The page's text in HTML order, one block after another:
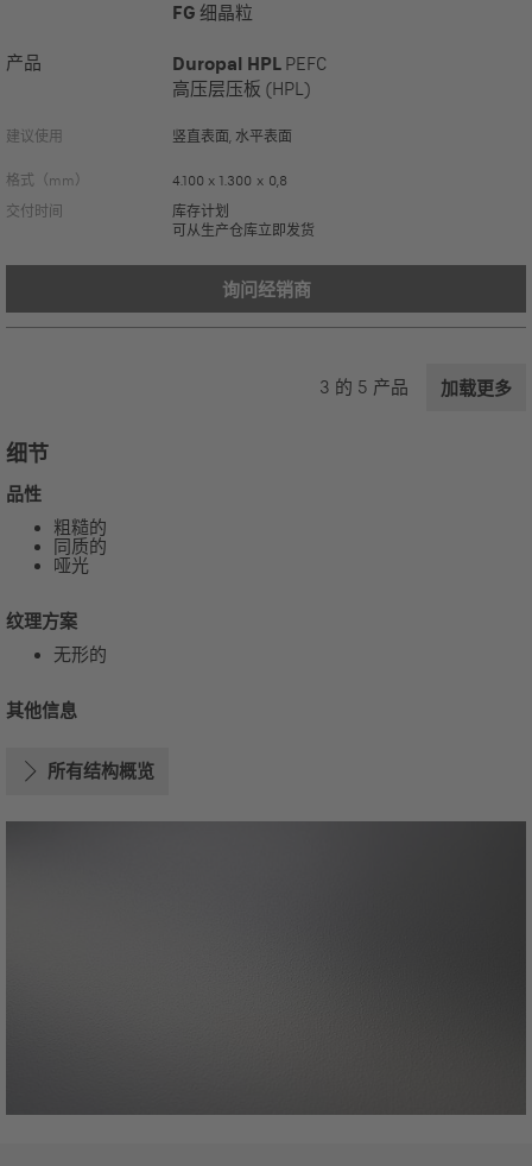
FG 细晶粒
产品 Duropal HPL PEFC
高压层压板 (HPL)
建议使用 竖直表面, 水平表面
格式（mm）
4.100 x 1.300 x 0,8
交付时间
库存计划
可从生产仓库立即发货
询问经销商
3 的 5 产品 加载更多
细节
品性
粗糙的
同质的
哑光
纹理方案
无形的
其他信息
所有结构概览